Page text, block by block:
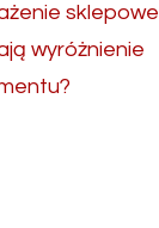
sklepowe
wyróżnienie